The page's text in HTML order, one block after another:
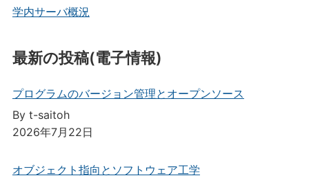
学内サーバ概況
最新の投稿(電子情報)
プログラムのバージョン管理とオープンソース
By t-saitoh
2026年7月22日
オブジェクト指向とソフトウェア工学